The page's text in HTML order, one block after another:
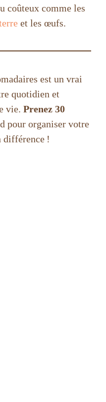
coûteux comme les
et les œufs.
est un vrai
quotidien et
vie. Prenez 30
pour organiser votre
différence !